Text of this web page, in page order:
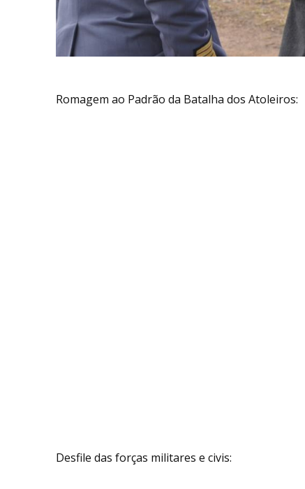
Romagem ao Padrão da Batalha dos Atoleiros:
Desfile das forças militares e civis: